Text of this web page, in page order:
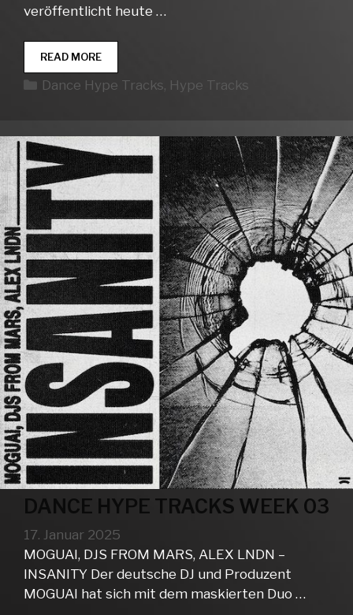
veröffentlicht heute …
READ MOREDANCE
HYPE
TRACKS
Kategorien
Dance Hype Tracks, Hype Tracks
DANCE HYPE TRACKS WEEK 03
17. Januar 2025
MOGUAI, DJS FROM MARS, ALEX LNDN –
INSANITY Der deutsche DJ und Produzent
MOGUAI hat sich mit dem maskierten Duo …